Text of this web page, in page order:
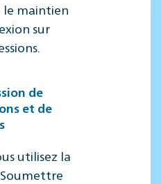
maintien
sur
de
et de
utilisez la